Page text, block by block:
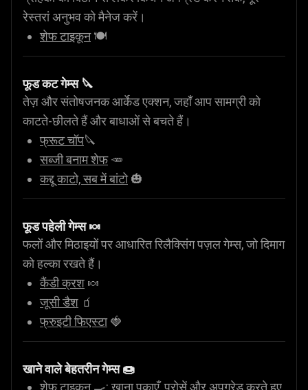
रेस्तरां अनुभव को मैनेज करें।
शेफ टाइकून🍽️
फूड कट गेम्स 🔪
तेज़ और संतोषजनक आर्केड एक्शन, जहाँ आप सामग्री को
काटते-छीलते हैं और बाधाओं से बचते हैं।
फ्रूट चॉप🔪
सब्जी बनाम शेफ🥕
कद्दू काटो, सब में बांटो🎃
फूड पहेली गेम्स 🍬
फलों और मिठाइयों पर आधारित रिलैक्सिंग पज़ल गेम्स, जो दिमाग
को हल्का रखते हैं।
कैंडी क्रश 🍬
जूसी डैश 🧃
फ्रुइटी फिएस्टा🍓
खाने वाले बेहतरीन गेम्स 🍩